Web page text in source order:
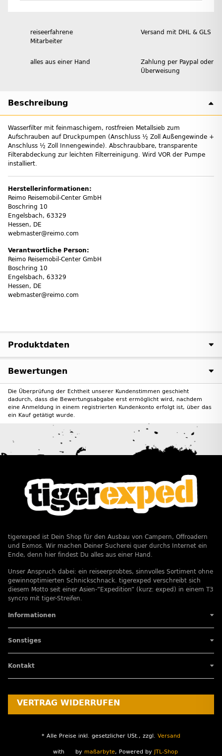
reiseerfahrene
Mitarbeiter
Versand mit DHL & GLS
alles aus einer Hand
Zahlung per Paypal oder
Überweisung
Beschreibung
Wasserfilter mit feinmaschigem, rostfreien Metallsieb zum
Aufschrauben auf Druckpumpen (Anschluss ½ Zoll Außengewinde +
Anschluss ½ Zoll Innengewinde). Abschraubbare, transparente
Filterabdeckung zur leichten Filterreinigung. Wird VOR der Pumpe
installiert.
Herstellerinformationen:
Reimo Reisemobil-Center GmbH
Boschring 10
Engelsbach, 63329
Hessen, DE
webmaster@reimo.com
Verantwortliche Person:
Reimo Reisemobil-Center GmbH
Boschring 10
Engelsbach, 63329
Hessen, DE
webmaster@reimo.com
Produktdaten
Bewertungen
Die Überprüfung der Echtheit unserer Kundenstimmen geschieht
dadurch, dass die Bewertungsabgabe erst ermöglicht wird, nachdem
eine Anmeldung in einem registrierten Kundenkonto erfolgt ist, über das
ein Kauf getätigt wurde.
tigerexped ist Dein Shop für den Ausbau von Campern, Offroadern
und Exmos. Wir machen Deiner Sucherei quer durchs Internet ein
Ende, denn hier findest Du alles aus einer Hand.
Unser Anspruch dabei: ein reiseerprobtes, sinnvolles Sortiment ohne
gewinnoptimierten Schnickschnack. tigerexped verschreibt sich
diesem Motto seit einer Asien-”Expedition” (kurz: exped) in einem T3
syncro mit tiger-Streifen.
Informationen
Sonstiges
Kontakt
VERTRAG WIDERRUFEN
* Alle Preise inkl. gesetzlicher USt., zzgl. Versand
with by maßarbyte, Powered by JTL-Shop